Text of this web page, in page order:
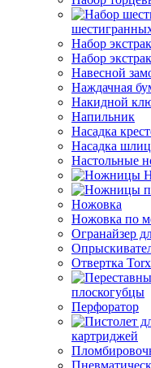
Набор
Набор
Навесной
Наждачная
Накидной
Напильник
Насадка
Насадка
Настольные
Ножовка
Ножовка по
Огранайзер
Отвертка
плоскогубцы
Перфоратор
картриджей